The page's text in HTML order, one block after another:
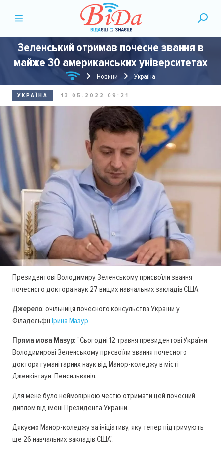
Зеленський отримав почесне звання в
майже 30 американських університетах
Новини Україна
УКРАЇНА 13.05.2022 09:21
Президентові Володимиру Зеленському присвоїли звання
почесного доктора наук 27 вищих навчальних закладів США.
Джерело: очільниця почесного консульства України у
ФіладельфіїІрина Мазур
Пряма мова Мазур: "Сьогодні 12 травня президентові України
Володимирові Зеленському присвоїли звання почесного
доктора гуманітарних наук від Манор-коледжу в місті
Дженкінтаун, Пенсильванія.
Для мене було неймовірною честю отримати цей почесний
диплом від імені Президента України.
Дякуємо Манор-коледжу за ініціативу, яку тепер підтримують
ще 26 навчальних закладів США".